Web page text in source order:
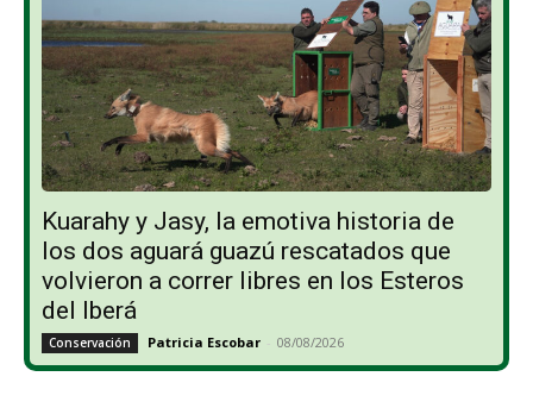
Kuarahy y Jasy, la emotiva historia de
los dos aguará guazú rescatados que
volvieron a correr libres en los Esteros
del Iberá
Conservación Patricia Escobar - 08/08/2026